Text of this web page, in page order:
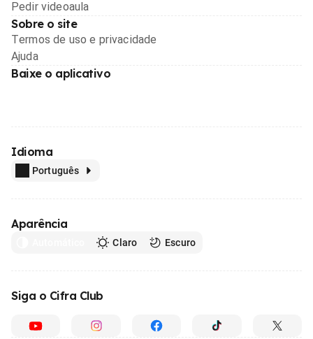
Pedir videoaula
Sobre o site
Termos de uso e privacidade
Ajuda
Baixe o aplicativo
Idioma
Português
Aparência
Claro Escuro
Siga o Cifra Club